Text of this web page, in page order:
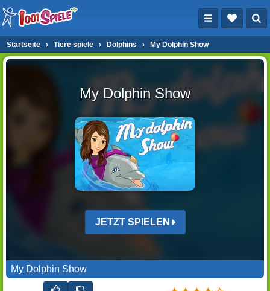
Startseite › Tiere spiele › Dolphins › My Dolphin Show
My Dolphin Show
JETZT SPIELEN
My Dolphin Show